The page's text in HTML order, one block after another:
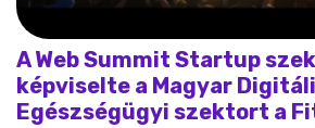
A Web Summit Startup
képviselte a Magyar
Egészségügyi szektort a